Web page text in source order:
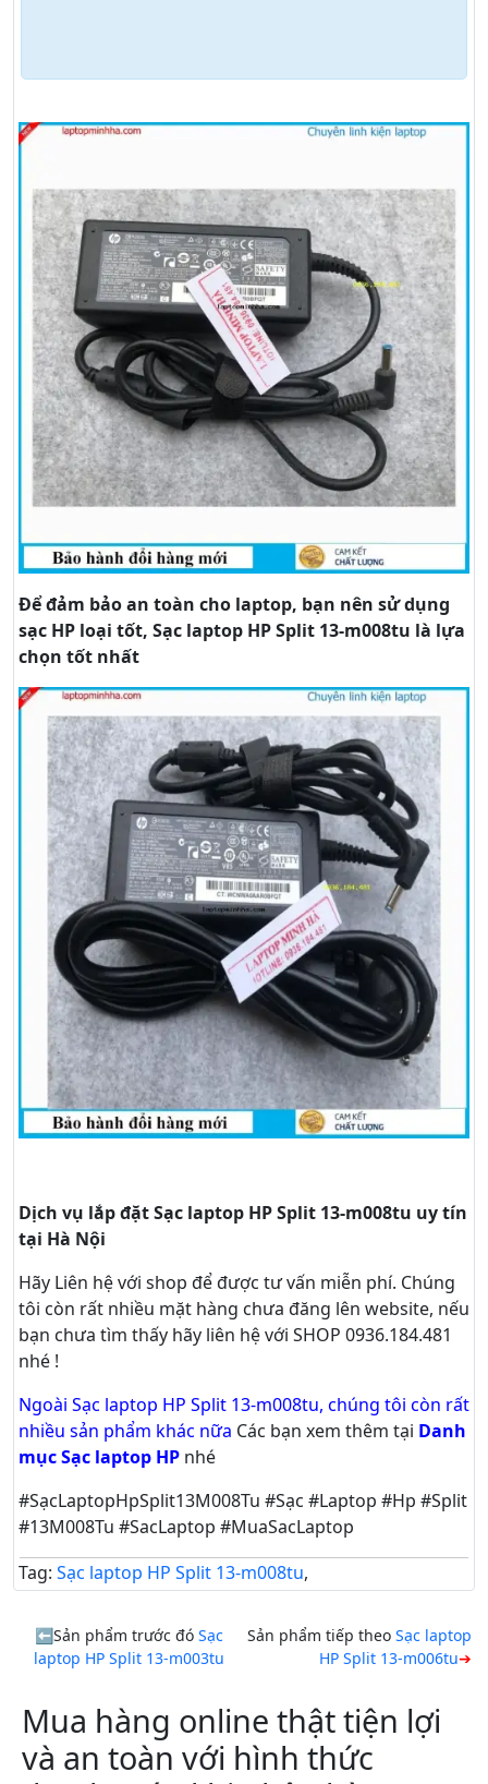
Để đảm bảo an toàn cho laptop, bạn nên sử dụng
sạc HP loại tốt, Sạc laptop HP Split 13-m008tu là lựa
chọn tốt nhất
Dịch vụ lắp đặt Sạc laptop HP Split 13-m008tu uy tín
tại Hà Nội
Hãy Liên hệvới shop để được tư vấn miễn phí. Chúng
tôi còn rất nhiều mặt hàng chưa đăng lên website, nếu
bạn chưa tìm thấy hãy liên hệ với SHOP 0936.184.481
nhé !
Ngoài Sạc laptop HP Split 13-m008tu, chúng tôi còn rất
nhiều sản phẩm khác nữa Các bạn xem thêm tại Danh
mục Sạc laptop HP nhé
#SạcLaptopHpSplit13M008Tu #Sạc #Laptop #Hp #Split
#13M008Tu #SacLaptop #MuaSacLaptop
Tag: Sạc laptop HP Split 13-m008tu,
Sản phẩm trước đó Sạc
laptop HP Split 13-m003tu
Sản phẩm tiếp theo Sạc laptop
HP Split 13-m006tu
Mua hàng online thật tiện lợi
và an toàn với hình thức